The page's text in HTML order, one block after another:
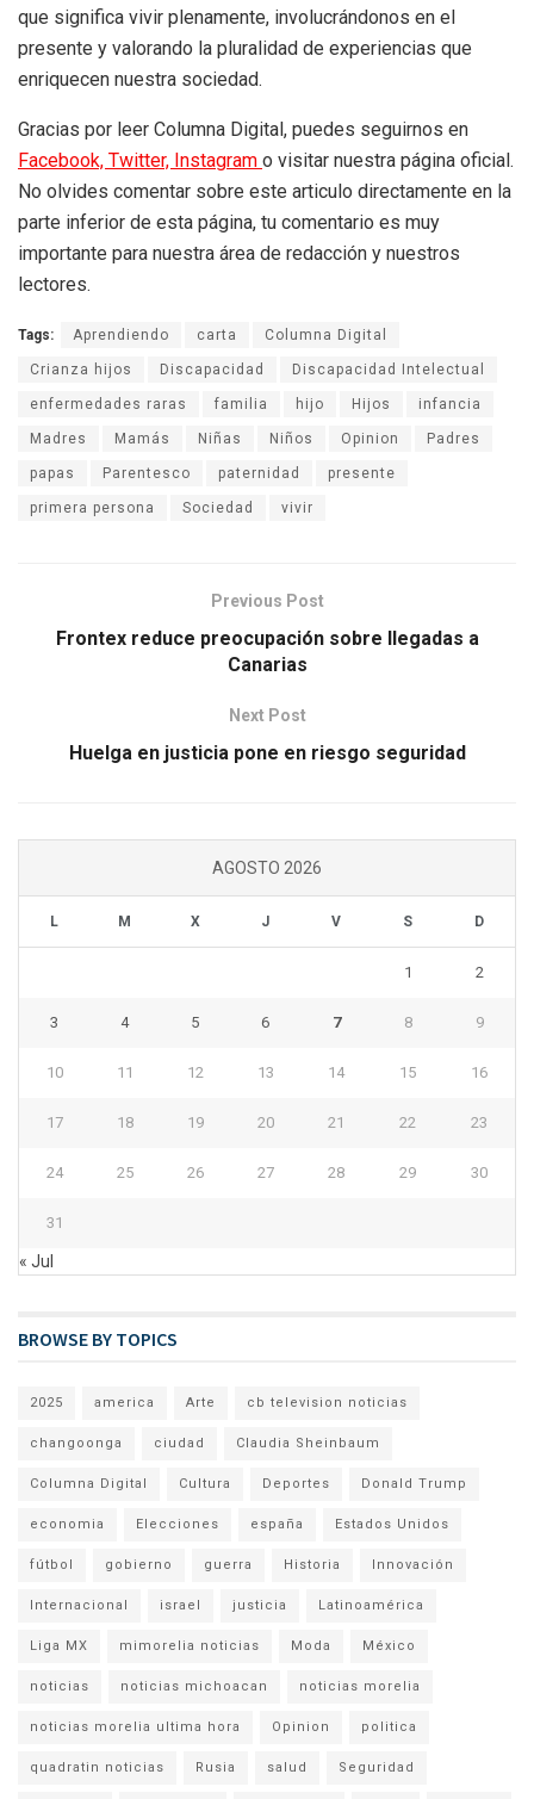
que significa vivir plenamente, involucrándonos en el
presente y valorando la pluralidad de experiencias que
enriquecen nuestra sociedad.
Gracias por leer Columna Digital, puedes seguirnos en
Facebook, Twitter, Instagram o visitar nuestra página oficial.
No olvides comentar sobre este articulo directamente en la
parte inferior de esta página, tu comentario es muy
importante para nuestra área de redacción y nuestros
lectores.
Tags: Aprendiendo carta Columna Digital
Crianza hijos Discapacidad Discapacidad Intelectual
enfermedades raras familia hijo Hijos infancia
Madres Mamás Niñas Niños Opinion Padres
papas Parentesco paternidad presente
primera persona Sociedad vivir
Previous Post
Frontex reduce preocupación sobre llegadas a
Canarias
Next Post
Huelga en justicia pone en riesgo seguridad
AGOSTO 2026
L M X J V S D
1 2
3 4 5 6 7 8 9
10 11 12 13 14 15 16
17 18 19 20 21 22 23
24 25 26 27 28 29 30
31
« Jul
BROWSE BY TOPICS
2025 america Arte cb television noticias
changoonga ciudad Claudia Sheinbaum
Columna Digital Cultura Deportes Donald Trump
economia Elecciones españa Estados Unidos
fútbol gobierno guerra Historia Innovación
Internacional israel justicia Latinoamérica
Liga MX mimorelia noticias Moda México
noticias noticias michoacan noticias morelia
noticias morelia ultima hora Opinion politica
quadratin noticias Rusia salud Seguridad